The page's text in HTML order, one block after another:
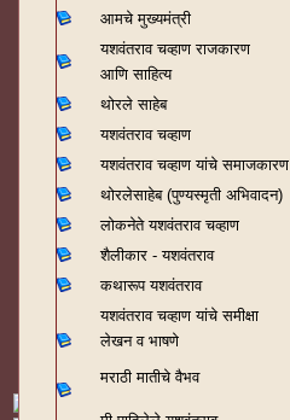
आमचे मुख्यमंत्री
यशवंतराव चव्हाण राजकारण
आणि साहित्य
थोरले साहेब
यशवंतराव चव्हाण
यशवंतराव चव्हाण यांचे समाजकारण
थोरलेसाहेब (पुण्यस्मृती अभिवादन)
लोकनेते यशवंतराव चव्हाण
शैलीकार - यशवंतराव
कथारूप यशवंतराव
यशवंतराव चव्हाण यांचे समीक्षा
लेखन व भाषणे
मराठी मातीचे वैभव